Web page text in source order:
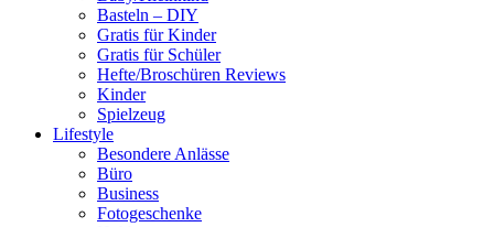
Basteln – DIY
Gratis für Kinder
Gratis für Schüler
Hefte/Broschüren Reviews
Kinder
Spielzeug
Lifestyle
Besondere Anlässe
Büro
Business
Fotogeschenke